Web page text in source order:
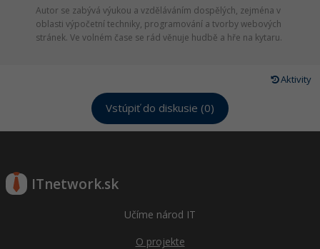
Autor se zabývá výukou a vzděláváním dospělých, zejména v
oblasti výpočetní techniky, programování a tvorby webových
stránek. Ve volném čase se rád věnuje hudbě a hře na kytaru.
Aktivity
Vstúpiť do diskusie (0)
ITnetwork.sk
Učíme národ IT
O projekte